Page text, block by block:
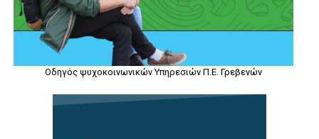
Οδηγός ψυχοκοινωνικών Υπηρεσιών Π.Ε. Γρεβενών